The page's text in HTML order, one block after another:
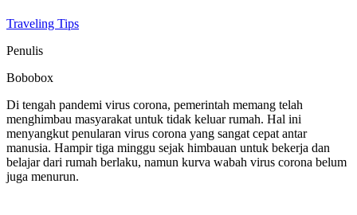
Traveling Tips
Penulis
Bobobox
Di tengah pandemi virus corona, pemerintah memang telah
menghimbau masyarakat untuk tidak keluar rumah. Hal ini
menyangkut penularan virus corona yang sangat cepat antar
manusia. Hampir tiga minggu sejak himbauan untuk bekerja dan
belajar dari rumah berlaku, namun kurva wabah virus corona belum
juga menurun.